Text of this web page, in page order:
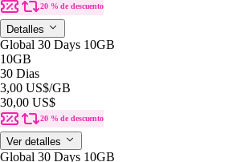
20 % de descuento
Detalles
Global 30 Days 10GB
10GB
30 Dias
3,00 US$/GB
30,00 US$
20 % de descuento
Ver detalles
Global 30 Days 10GB